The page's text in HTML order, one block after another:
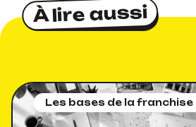
À lire aussi
À lire aussi
Les bases de la franchise